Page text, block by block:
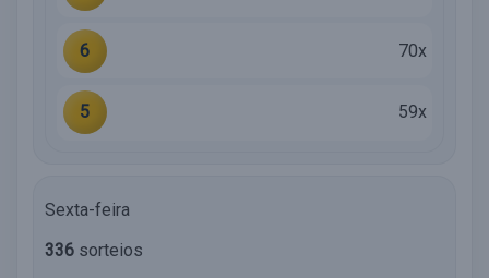
6 70x
5 59x
Sexta-feira
336 sorteios